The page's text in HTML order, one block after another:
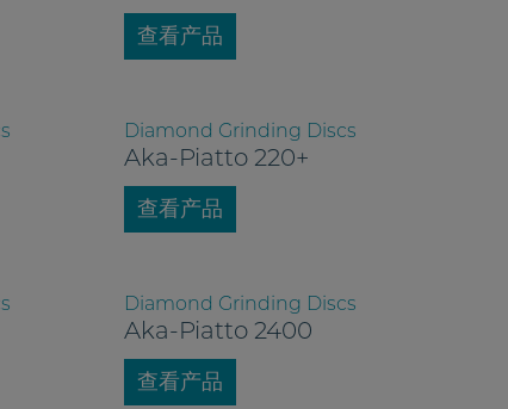
查看产品
Diamond Grinding Discs
Aka-Piatto 220+
查看产品
Diamond Grinding Discs
Aka-Piatto 2400
查看产品